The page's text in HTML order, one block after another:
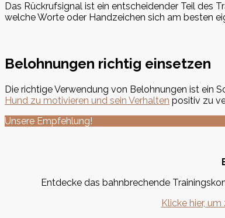
Das Rückrufsignal ist ein entscheidender Teil des
welche Worte oder Handzeichen sich am besten
Belohnungen richtig einsetzen
Die richtige Verwendung von Belohnungen ist ein
Hund zu motivieren und sein Verhalten positiv zu
Unsere Empfehlung!
Entdecke das bahnbrechende
Klicke hier,